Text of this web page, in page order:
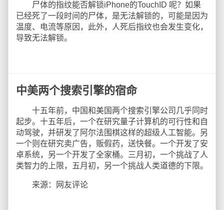
尸体的指纹能否解锁iPhone的TouchID 呢？如果
已经死了一段时间的尸体，是无法解锁的，可能是因为
温度、电流等原因，此外，人死后指纹也会发生变化，
导致无法解锁。
中美两个搜索引擎的宿命
十五年前，中国和美国两个搜索引擎公司几乎同时
起步。十五年后，一个在研究量子计算机的可行性和自
动驾驶，并研发了阿尔法围棋这样的超级人工智能。另
一个则在研究卖广告，贩假药，送快餐。一个开发了安
卓系统，另一个开发了全家桶。三月初，一个挑战了人
类智力的上限，五月初，另一个挑战人类道德的下限。
来源：网友评论